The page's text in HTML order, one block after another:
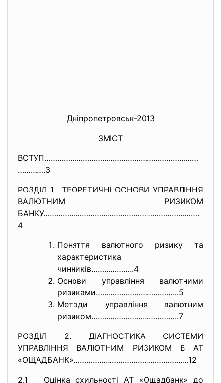
Дніпропетровськ-2013
ЗМІСТ
ВСТУП………………………………………………………………
………….3
РОЗДІЛ 1. ТЕОРЕТИЧНІ ОСНОВИ УПРАВЛІННЯ
ВАЛЮТНИМ РИЗИКОМ
БАНКУ……………………………………………………………….
4
Поняття валютного ризику та
характеристика
чинників………………..4
Основи управління валютними
ризиками………………………………...5
Методи управління валютним
ризиком…………………………………..7
РОЗДІЛ 2. ДІАГНОСТИКА СИСТЕМИ
УПРАВЛІННЯ ВАЛЮТНИМ РИЗИКОМ В АТ
«ОЩАДБАНК»………………………………………………12
2.1 Оцінка схильності АТ «Ощадбанк» до